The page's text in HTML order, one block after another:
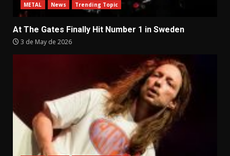
METAL News Trending Topic
At The Gates Finally Hit Number 1 in Sweden
3 de May de 2026